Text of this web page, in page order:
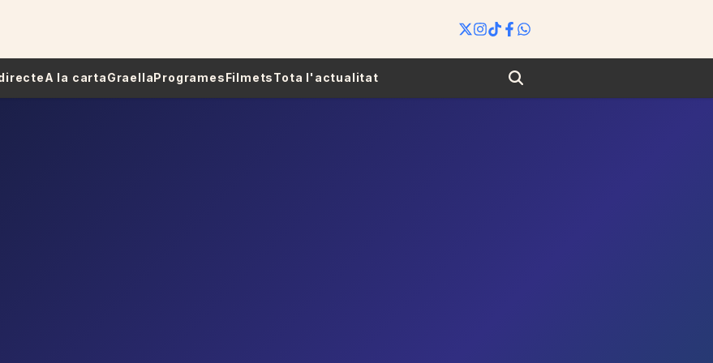
A la cartaGraellaProgramesFilmetsTota l'actualitat Search